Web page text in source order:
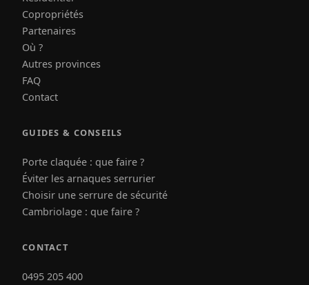
Copropriétés
Partenaires
Où ?
Autres provinces
FAQ
Contact
GUIDES & CONSEILS
Porte claquée : que faire ?
Éviter les arnaques serrurier
Choisir une serrure de sécurité
Cambriolage : que faire ?
CONTACT
0495 205 400